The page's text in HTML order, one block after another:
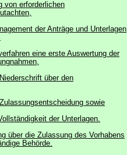
von erforderlichen
der Anträge und Unterlagen
eine erste Auswertung der
über den
sowie
der Unterlagen.
über die Zulassung des Vorhabens
Behörde.